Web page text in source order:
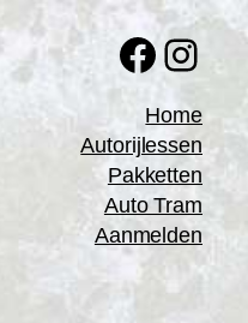
Home
Autorijlessen
Pakketten
Auto Tram
Aanmelden